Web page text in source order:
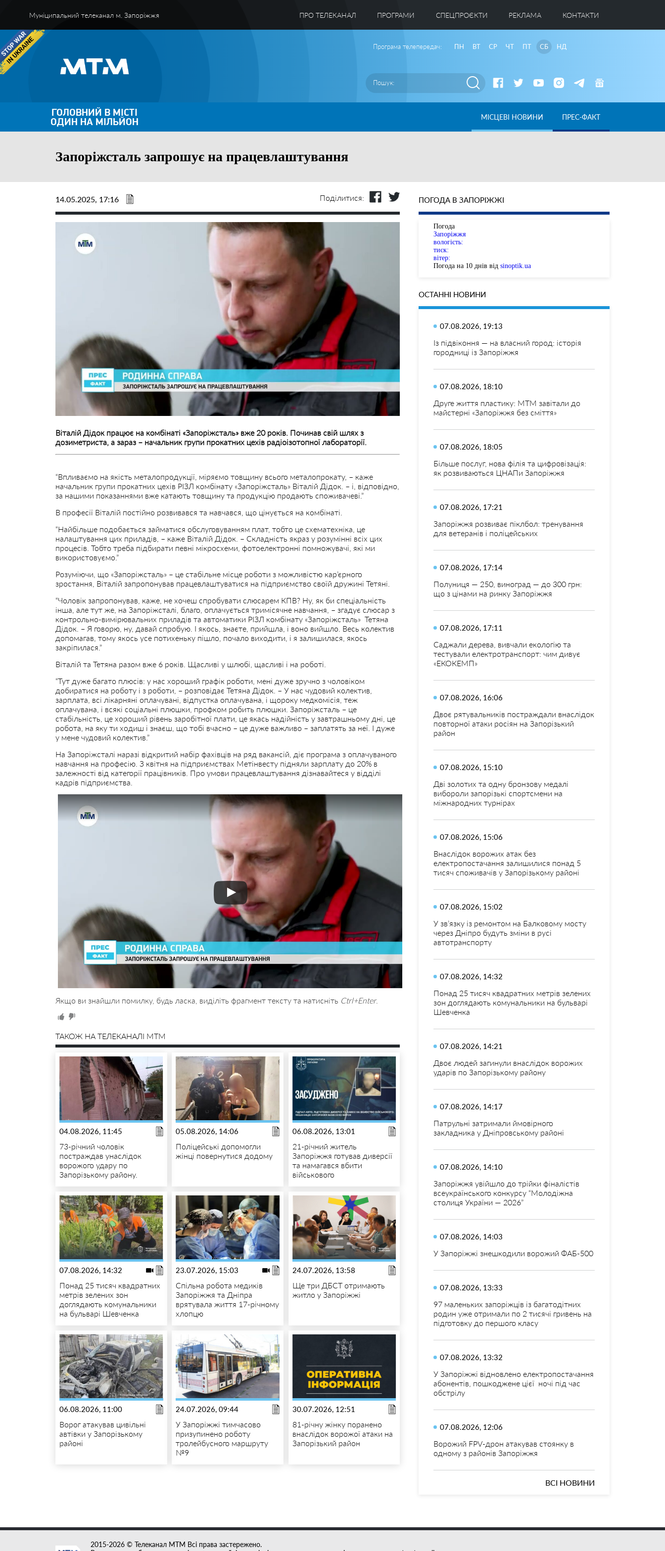
Муніципальний телеканал м. Запоріжжя ПРО ТЕЛЕКАНАЛ ПРОГРАМИ CПЕЦПРОЄКТИ РЕКЛАМА КОНТАКТИ
Програма телепередач: ПН ВТ СР ЧТ ПТ СБ НД
ГОЛОВНИЙ В МІСТІ
ОДИН НА МІЛЬЙОН МІСЦЕВІ НОВИНИ ПРЕС-ФАКТ
Запоріжсталь запрошує на працевлаштування
14.05.2025, 17:16 Поділитися:
Віталій Дідок працює на комбінаті «Запоріжсталь» вже 20 років. Починав свій шлях з
дозиметриста, а зараз – начальник групи прокатних цехів радіоізотопної лабораторії.
“Впливаємо на якість металопродукції, міряємо товщину всього металопрокату, – каже
начальник групи прокатних цехів РІЗЛ комбінату «Запоріжсталь» Віталій Дідок. – і, відповідно,
за нашими показаннями вже катають товщину та продукцію продають споживачеві.”
В професії Віталій постійно розвивався та навчався, що цінується на комбінаті.
“Найбільше подобається займатися обслуговуванням плат, тобто це схематехніка, це
налаштування цих приладів, – каже Віталій Дідок. – Складність якраз у розумінні всіх цих
процесів. Тобто треба підбирати певні мікросхеми, фотоелектронні помножувачі, які ми
використовуємо.”
Розуміючи, що «Запоріжсталь» – це стабільне місце роботи з можливістю кар’єрного
зростання, Віталій запропонував працевлаштуватися на підприємство своїй дружині Тетяні.
“Чоловік запропонував, каже, не хочеш спробувати слюсарем КПВ? Ну, як би спеціальність
інша, але тут же, на Запоріжсталі, благо, оплачується тримісячне навчання, – згадує слюсар з
контрольно-вимірювальних приладів та автоматики РІЗЛ комбінату «Запоріжсталь» Тетяна
Дідок. – Я говорю, ну, давай спробую. І якось, знаєте, прийшла, і воно вийшло. Весь колектив
допомагав, тому якось усе потихеньку пішло, почало виходити, і я залишилася, якось
закріпилася.”
Віталій та Тетяна разом вже 6 років. Щасливі у шлюбі, щасливі і на роботі.
“Тут дуже багато плюсів: у нас хороший графік роботи, мені дуже зручно з чоловіком
добиратися на роботу і з роботи, – розповідає Тетяна Дідок. – У нас чудовий колектив,
зарплата, всі лікарняні оплачувані, відпустка оплачувана, і щороку медкомісія, теж
оплачувана, і всякі соціальні плюшки, профком робить плюшки. Запоріжсталь – це
стабільність, це хороший рівень заробітної плати, це якась надійність у завтрашньому дні, це
робота, на яку ти ходиш і знаєш, що тобі вчасно – це дуже важливо – заплатять за неї. І дуже
у мене чудовий колектив.”
На Запоріжсталі наразі відкритий набір фахівців на ряд вакансій, діє програма з оплачуваного
навчання на професію. З квітня на підприємствах Метінвесту підняли зарплату до 20% в
залежності від категорії працівників. Про умови працевлаштування дізнавайтеся у відділі
кадрів підприємства.
Якщо ви знайшли помилку, будь ласка, виділіть фрагмент тексту та натисніть Ctrl+Enter.
ТАКОЖ НА ТЕЛЕКАНАЛІ MTM
04.08.2026, 11:45
73-річний чоловік
постраждав унаслідок
ворожого удару по
Запорізькому району.
05.08.2026, 14:06
Поліцейські допомогли
жінці повернутися додому
06.08.2026, 13:01
21-річний житель
Запоріжжя готував диверсії
та намагався вбити
військового
07.08.2026, 14:32
Понад 25 тисяч квадратних
метрів зелених зон
доглядають комунальники
на бульварі Шевченка
23.07.2026, 15:03
Спільна робота медиків
Запоріжжя та Дніпра
врятувала життя 17-річному
хлопцю
24.07.2026, 13:58
Ще три ДБСТ отримають
житло у Запоріжжі
06.08.2026, 11:00
Ворог атакував цивільні
автівки у Запорізькому
районі
24.07.2026, 09:44
У Запоріжжі тимчасово
призупинено роботу
тролейбусного маршруту
№9
30.07.2026, 12:51
81-річну жінку поранено
внаслідок ворожої атаки на
Запорізький район
ПОГОДА В ЗАПОРІЖЖІ
Погода
Запоріжжя
вологість:
тиск:
вітер:
Погода на 10 днів від sinoptik.ua
ОСТАННІ НОВИНИ
07.08.2026, 19:13
Із підвіконня — на власний город: історія
городниці із Запоріжжя
07.08.2026, 18:10
Друге життя пластику: МТМ завітали до
майстерні «Запоріжжя без сміття»
07.08.2026, 18:05
Більше послуг, нова філія та цифровізація:
як розвиваються ЦНАПи Запоріжжя
07.08.2026, 17:21
Запоріжжя розвиває піклбол: тренування
для ветеранів і поліцейських
07.08.2026, 17:14
Полуниця — 250, виноград — до 300 грн:
що з цінами на ринку Запоріжжя
07.08.2026, 17:11
Саджали дерева, вивчали екологію та
тестували електротранспорт: чим дивує
«ЕКОКЕМП»
07.08.2026, 16:06
Двоє рятувальників постраждали внаслідок
повторної атаки росіян на Запорізький
район
07.08.2026, 15:10
Дві золотих та одну бронзову медалі
вибороли запорізькі спортсмени на
міжнародних турнірах
07.08.2026, 15:06
Внаслідок ворожих атак без
електропостачання залишилися понад 5
тисяч споживачів у Запорізькому районі
07.08.2026, 15:02
У зв’язку із ремонтом на Балковому мосту
через Дніпро будуть зміни в русі
автотранспорту
07.08.2026, 14:32
Понад 25 тисяч квадратних метрів зелених
зон доглядають комунальники на бульварі
Шевченка
07.08.2026, 14:21
Двоє людей загинули внаслідок ворожих
ударів по Запорізькому району
07.08.2026, 14:17
Патрульні затримали ймовірного
закладника у Дніпровському районі
07.08.2026, 14:10
Запоріжжя увійшло до трійки фіналістів
всеукраїнського конкурсу “Молодіжна
столиця України — 2026”
07.08.2026, 14:03
У Запоріжжі знешкодили ворожий ФАБ-500
07.08.2026, 13:33
97 маленьких запоріжців із багатодітних
родин уже отримали по 2 тисячі гривень на
підготовку до першого класу
07.08.2026, 13:32
У Запоріжжі відновлено електропостачання
абонентів, пошкоджене цієї ночі під час
обстрілу
07.08.2026, 12:06
Ворожий FPV-дрон атакував стоянку в
одному з районів Запоріжжя
ВСІ НОВИНИ
2015-2026 © Телеканал MTM Всі права застережено.